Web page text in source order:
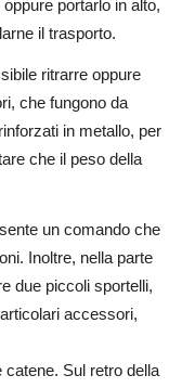
portarlo in alto,
il trasporto.
ritrarre oppure
che fungono da
in metallo, per
che il peso della
un comando che
Inoltre, nella parte
due piccoli sportelli,
accessori,
Sul retro della